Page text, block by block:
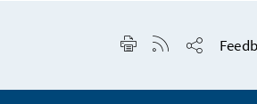
Seite drucken
RSS-Feed